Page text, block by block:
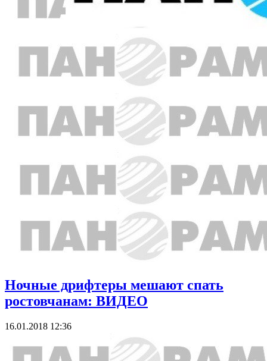
Ночные дрифтеры мешают спать
ростовчанам: ВИДЕО
16.01.2018 12:36